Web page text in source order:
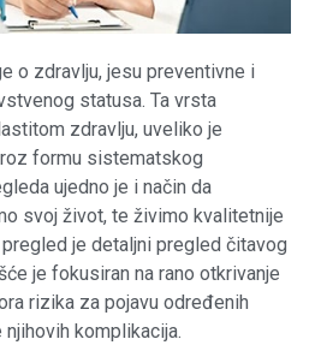
o zdravlju, jesu preventivne i
statusa. Ta vrsta
zdravlju, uveliko je
formu sistematskog
ujedno je i način da
svoj život, te živimo kvalitetnije
je detaljni pregled čitavog
je fokusiran na rano otkrivanje
rizika za pojavu određenih
komplikacija.